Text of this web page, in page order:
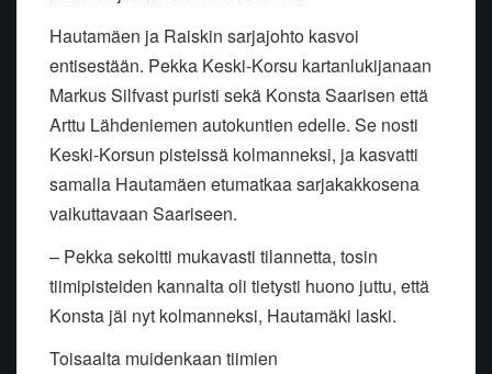
Hautamäen ja Raiskin sarjajohto kasvoi
entisestään. Pekka Keski-Korsu kartanlukijanaan
Markus Silfvast puristi sekä Konsta Saarisen että
Arttu Lähdeniemen autokuntien edelle. Se nosti
Keski-Korsun pisteissä kolmanneksi, ja kasvatti
samalla Hautamäen etumatkaa sarjakakkosena
vaikuttavaan Saariseen.
– Pekka sekoitti mukavasti tilannetta, tosin
tiimipisteiden kannalta oli tietysti huono juttu, että
Konsta jäi nyt kolmanneksi, Hautamäki laski.
Toisaalta muidenkaan tiimien